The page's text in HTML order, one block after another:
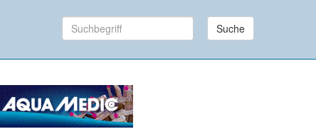
Suche